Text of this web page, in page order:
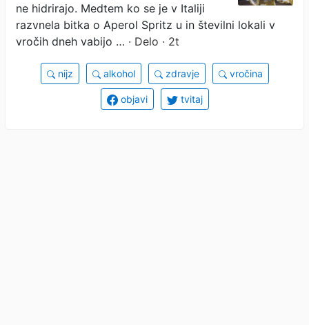
ne hidrirajo. Medtem ko se je v Italiji
razvnela bitka o Aperol Spritz u in številni lokali v
vročih dneh vabijo … · Delo · 2t
nijz alkohol zdravje vročina
objavi tvitaj